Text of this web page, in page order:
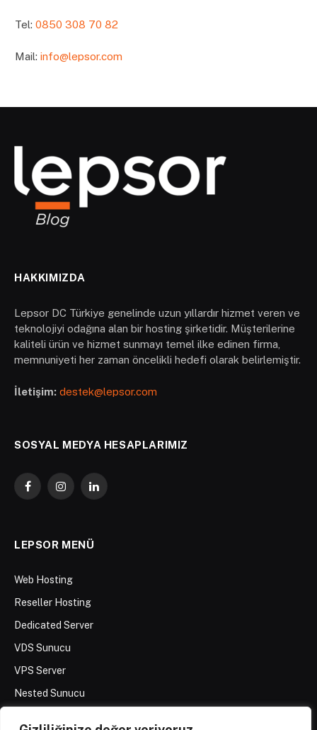
Tel: 0850 308 70 82
Mail: info@lepsor.com
HAKKIMIZDA
Lepsor DC Türkiye genelinde uzun yıllardır hizmet veren ve
teknolojiyi odağına alan bir hosting şirketidir. Müşterilerine
kaliteli ürün ve hizmet sunmayı temel ilke edinen firma,
memnuniyeti her zaman öncelikli hedefi olarak belirlemiştir.
İletişim: destek@lepsor.com
SOSYAL MEDYA HESAPLARIMIZ
FacebookInstagramLinkedIn
LEPSOR MENÜ
Web Hosting
Reseller Hosting
Dedicated Server
VDS Sunucu
VPS Server
Nested Sunucu